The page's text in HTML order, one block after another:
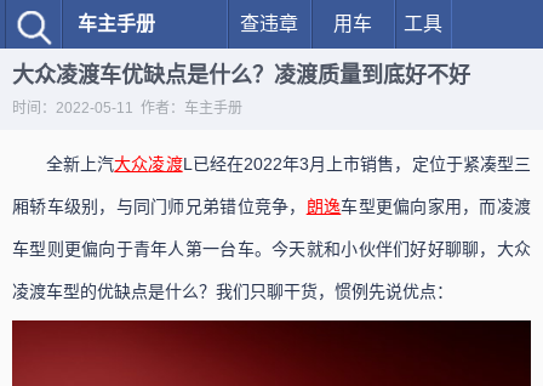
车主手册 查违章 用车 工具
大众凌渡车优缺点是什么？凌渡质量到底好不好
时间：2022-05-11 作者：车主手册
全新上汽大众凌渡L已经在2022年3月上市销售，定位于紧凑型三
厢轿车级别，与同门师兄弟错位竞争， 朗逸车型更偏向家用，而凌渡
车型则更偏向于青年人第一台车。今天就和小伙伴们好好聊聊，大众
凌渡车型的优缺点是什么？我们只聊干货，惯例先说优点：